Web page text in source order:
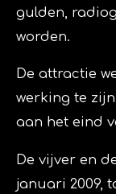
gulden,
worden.
De attractie
werking te
aan het eind
De vijver en
januari 2009,